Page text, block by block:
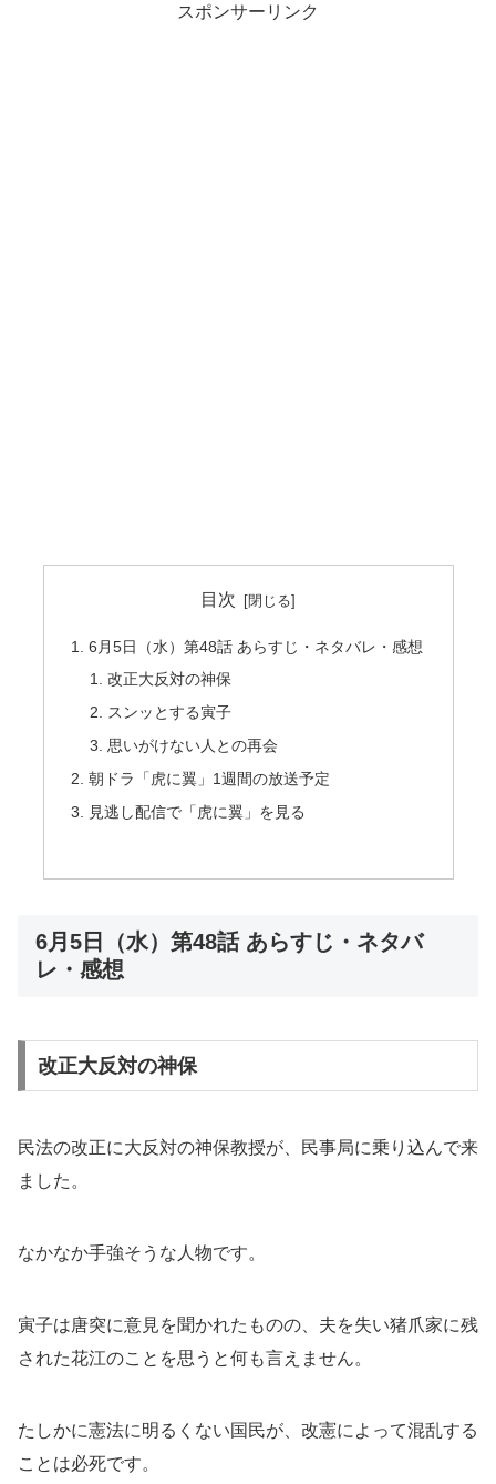
スポンサーリンク
目次
6月5日（水）第48話 あらすじ・ネタバレ・感想
改正大反対の神保
スンッとする寅子
思いがけない人との再会
朝ドラ「虎に翼」1週間の放送予定
見逃し配信で「虎に翼」を見る
6月5日（水）第48話 あらすじ・ネタバ
レ・感想
改正大反対の神保
民法の改正に大反対の神保教授が、民事局に乗り込んで来
ました。
なかなか手強そうな人物です。
寅子は唐突に意見を聞かれたものの、夫を失い猪爪家に残
された花江のことを思うと何も言えません。
たしかに憲法に明るくない国民が、改憲によって混乱する
ことは必死です。